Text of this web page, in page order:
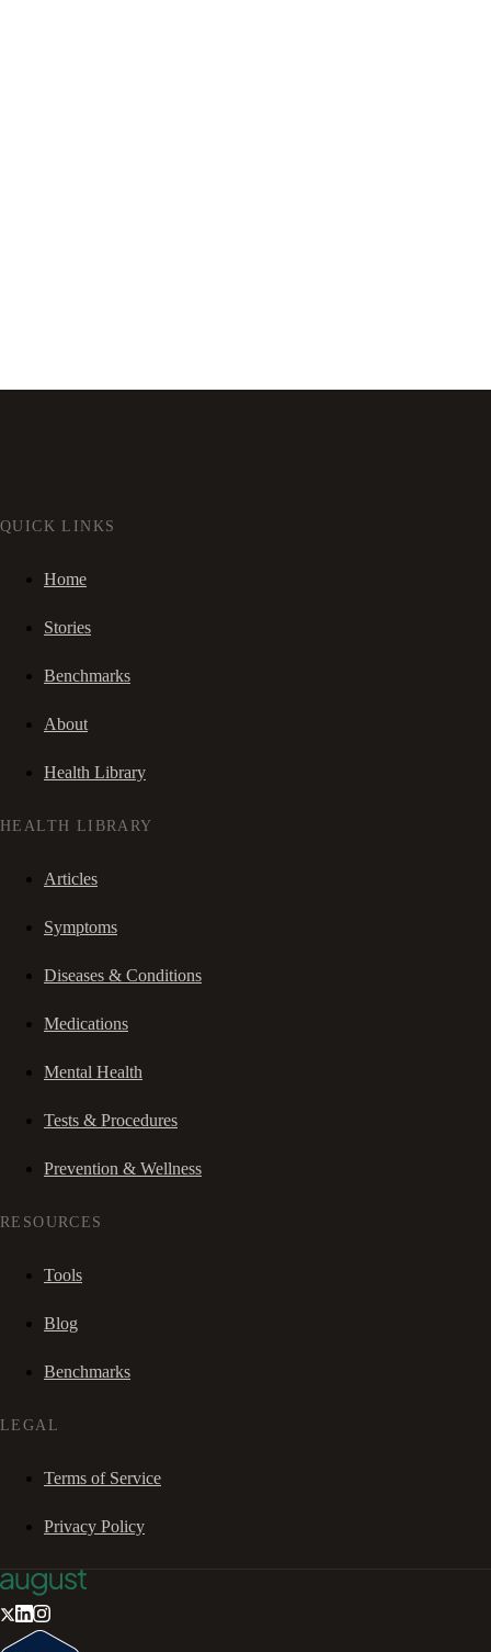
QUICK LINKS
Home
Stories
Benchmarks
About
Health Library
HEALTH LIBRARY
Articles
Symptoms
Diseases & Conditions
Medications
Mental Health
Tests & Procedures
Prevention & Wellness
RESOURCES
Tools
Blog
Benchmarks
LEGAL
Terms of Service
Privacy Policy